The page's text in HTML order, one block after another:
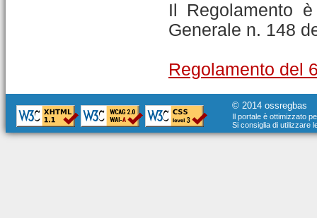
Il Regolamento
Generale n. 148
Regolamento del
© 2014 ossregbas
Il portale è ottimizzato
Si consiglia di utilizzare